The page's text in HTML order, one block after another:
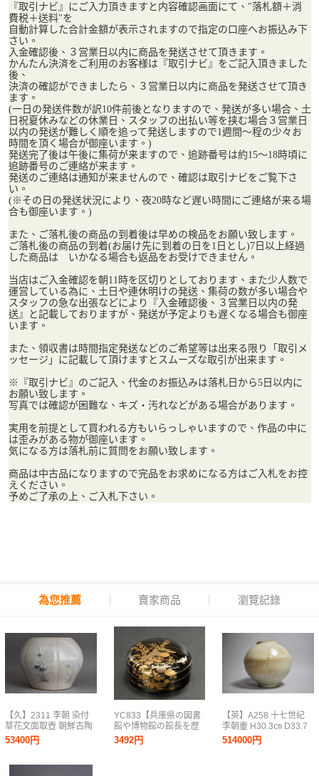
『取引ナビ』にご入力頂きますと内容確認画面にて、"落札額＋消
費税＋送料"を
自動計算した合計金額が表示されますので指定の口座へお振込み下
さい。
入金確認後、３営業日以内に商品を発送させて頂きます。
かんたん決済をご利用のお客様は『取引ナビ』をご記入頂きました
後、
決済の確認ができましたら、３営業日以内に商品を発送させて頂き
ます。
(一日の発送件数が訳10件前後となりますので、発送が多い場合、土
日祝夏休みなどの休業日、スタッフの出払い等を挟む場合３営業日
以内の発送が難しく順を追って発送しますので1週間～程の少々お
時間を頂く場合が御座います。)
発送完了後は午後に集荷が来ますので、追跡番号は約15～18時頃に
追跡番号のご連絡が来ます。
発送のご連絡は通知が来ませんので、確認は取引ナビをご覧下さ
い。
(※その日の発送状況により、夜20時など遅い時間にご連絡が来る場
合も御座います。)
また、ご落札後の商品の到着後は早めの検品をお願い致します。
ご落札後の商品の到着(お届け先に到着の日を1日とし)7日以上経過
した商品は いかなる場合も返品をお受けできません。
当店はご入金確認を朝11時を区切りとしております、また少人数で
運営している為に、土日や連休明けの発送、集荷の数が多い場合や
スタッフの急な出張などにより『入金確認後、３営業日以内の発
送』と記載しておりますが、発送が予定よりも遅くなる場合も御座
います。
また、領収書は時間指定発送などのご希望等は出来る限り「取引メ
ッセージ」に記載して頂けますとスムーズな取引が出来ます。
※『取引ナビ』のご記入、代金のお振込みは落札日から5日以内に
お願い致します。
写真では確認が困難な、キズ・汚れなどがある場合があります。
実用を前提として買われる方もいらっしゃいますので、作品の中に
は歪みがある物が御座います。
気になる方は落札前に質問をお願い致します。
商品は中古品になりますので完品をお求めになる方はご入札をお控
えください。
予めご了承の上、ご入札下さい。
為您推薦 賣家商品 瀏覽記錄
【久】2311 李朝 染付
草花文面取壺 朝鮮古陶
磁 朝鮮美術 骨董品
53400円
YC833【兵庫県の図書
館や博物館の館長を歴
任された歴史研究家遺
族委託品】江戸時代
3492円
【英】A258 十七世紀
李朝壷 H30.3㎝ D33.7
㎝ 中国美術 朝鮮 韓国
高麗 李朝 白瓷 壺 満月
514000円